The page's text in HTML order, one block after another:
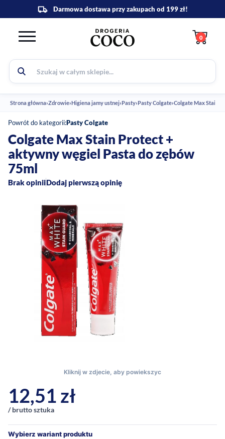
0
Strona główna›Zdrowie›Higiena jamy ustnej›Pasty›Pasty Colgate›Colgate Max Stain
Powrót do kategorii:Pasty Colgate
Colgate Max Stain Protect +
aktywny węgiel Pasta do zębów
75ml
Brak opiniiDodaj pierwszą opinię
12,51zł
/ brutto sztuka
Wybierz wariant produktu